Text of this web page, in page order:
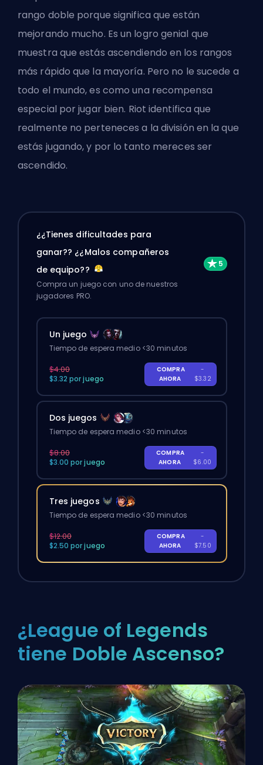
rango doble porque significa que están
mejorando mucho. Es un logro genial que
muestra que estás ascendiendo en los rangos
más rápido que la mayoría. Pero no le sucede a
todo el mundo, es como una recompensa
especial por jugar bien. Riot identifica que
realmente no perteneces a la división en la que
estás jugando, y por lo tanto mereces ser
ascendido.
¿¿Tienes dificultades para
ganar?? ¿¿Malos compañeros
de equipo??
Compra un juego con uno de nuestros
jugadores PRO.
Un juego
Tiempo de espera medio <30 minutos
$4.00
$3.32 por juego
COMPRA
AHORA
-
$3.32
Dos juegos
Tiempo de espera medio <30 minutos
$8.00
$3.00 por juego
COMPRA
AHORA
-
$6.00
Tres juegos
Tiempo de espera medio <30 minutos
$12.00
$2.50 por juego
COMPRA
AHORA
-
$7.50
¿League of Legends
tiene Doble Ascenso?